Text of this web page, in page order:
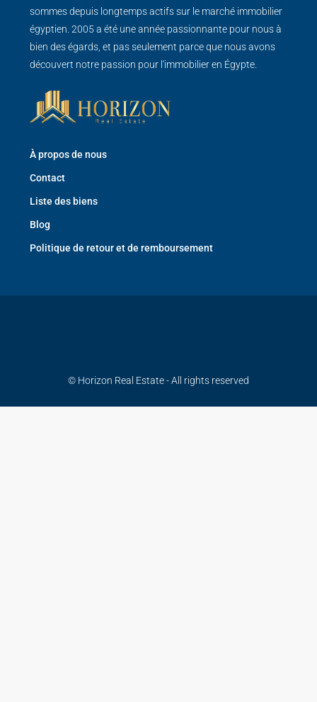
sommes depuis longtemps actifs sur le marché immobilier
égyptien. 2005 a été une année passionnante pour nous à
bien des égards, et pas seulement parce que nous avons
découvert notre passion pour l'immobilier en Égypte.
À propos de nous
Contact
Liste des biens
Blog
Politique de retour et de remboursement
© Horizon Real Estate - All rights reserved